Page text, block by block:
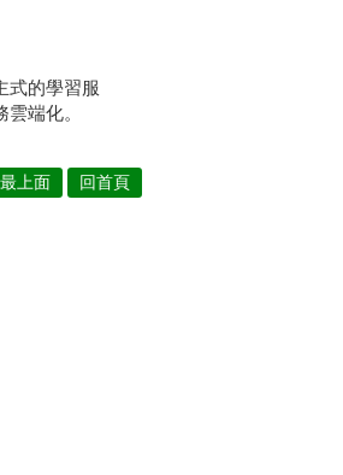
式的學習服
端化。
上面 回首頁